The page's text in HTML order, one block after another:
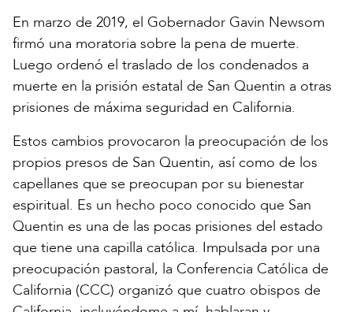
En marzo de 2019, el Gobernador Gavin Newsom
firmó una moratoria sobre la pena de muerte.
Luego ordenó el traslado de los condenados a
muerte en la prisión estatal de San Quentin a otras
prisiones de máxima seguridad en California.
Estos cambios provocaron la preocupación de los
propios presos de San Quentin, así como de los
capellanes que se preocupan por su bienestar
espiritual. Es un hecho poco conocido que San
Quentin es una de las pocas prisiones del estado
que tiene una capilla católica. Impulsada por una
preocupación pastoral, la Conferencia Católica de
California (CCC) organizó que cuatro obispos de